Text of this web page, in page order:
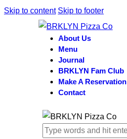
Skip to content Skip to footer
About Us
Menu
Journal
BRKLYN Fam Club
Make A Reservation
Contact